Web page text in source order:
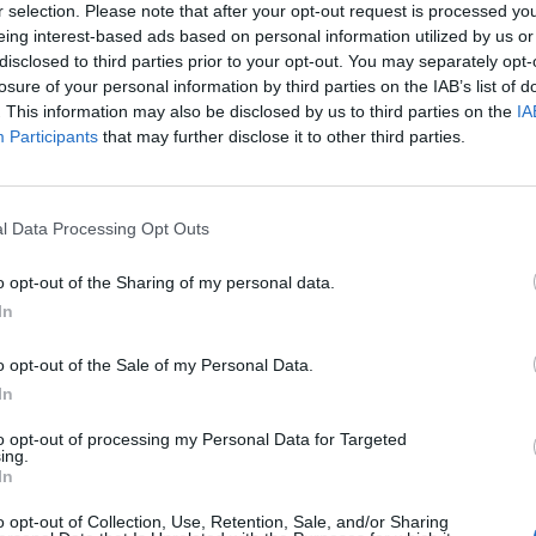
selection. Please note that after your opt-out request is processed
interest-based ads based on personal information utilized by us
to third parties prior to your opt-out. You may separately
of your personal information by third parties on the IAB’s list of
This information may also be disclosed by us to third parties on the
Participants that may further disclose it to other third parties.
Data Processing Opt Outs
opt-out of the Sharing of my personal data.
opt-out of the Sale of my Personal Data.
opt-out of processing my Personal Data for Targeted
opt-out of Collection, Use, Retention, Sale, and/or Sharing
a nyugdíj vagy épp az oktatás területén. Ennek
szem előtt tartani néhány hasznos alapelvet: a
reformról szóló tanulmánya ebben
hogy egy egészségügyi reformnak fontos
tudatosság növelése. Ezt sokszor hajlamosak
egészségbiztosítási rendszerek szinte mindegyike
az alacsony költségeket - írják a McKinsey szakértői "Az
című, 2007-ben készült tanulmányukban....
portfolio.hu hírarchívumához tartozik, melynek olvasása
cikkarchívum